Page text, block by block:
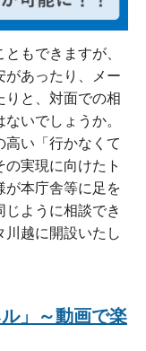
もできますが、
があったり、メー
りと、対面での相
いでしょうか。
高い「行かなくて
実現に向けたト
が本庁舎等に足を
ように相談でき
川越に開設いたし
」～動画で楽